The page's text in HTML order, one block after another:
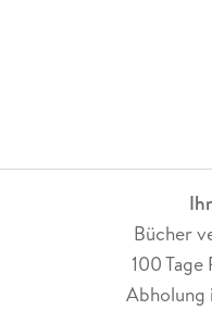
Bücher
100
Abholung